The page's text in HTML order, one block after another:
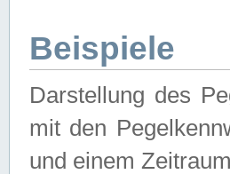
Beispiele
Darstellung des
mit den
und einem